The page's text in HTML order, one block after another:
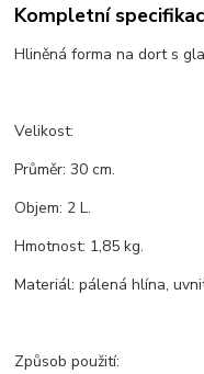
Kompletní
Hliněná forma na dort s
Velikost:
Průměr: 30 cm.
Objem: 2 L.
Hmotnost: 1,85 kg.
Materiál: pálená hlína,
Způsob použití: